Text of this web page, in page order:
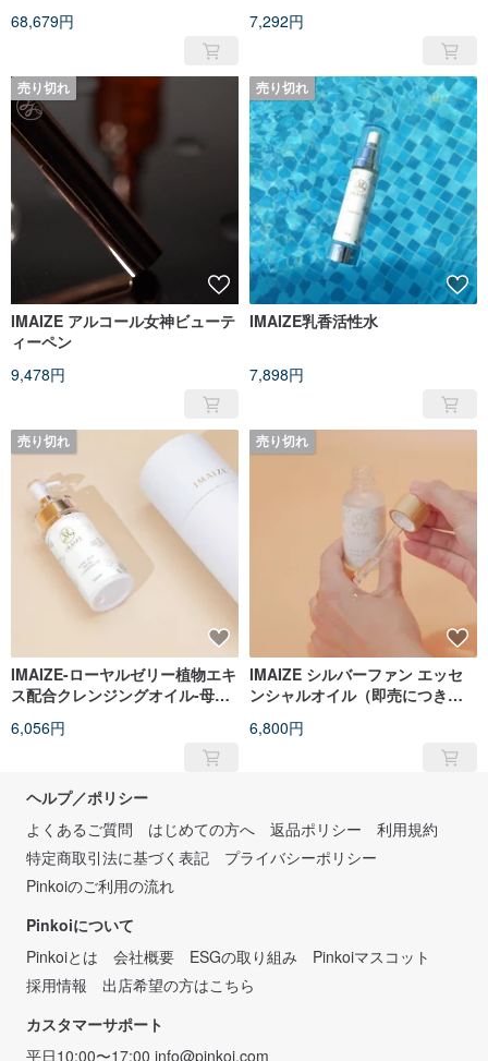
68,679円 7,292円
売り切れ
IMAIZE アルコール女神ビューテ
ィーペン
9,478円
売り切れ
IMAIZE乳香活性水
7,898円
売り切れ
IMAIZE-ローヤルゼリー植物エキ
ス配合クレンジングオイル-母の
6,056円
売り切れ
IMAIZE シルバーファン エッセ
ンシャルオイル（即売につき半
6,800円
ヘルプ／ポリシー
よくあるご質問
はじめての方へ 返品ポリシー
利用規約
特定商取引法に基づく表記
プライバシーポリシー
Pinkoiのご利用の流れ
Pinkoiについて
Pinkoiとは
会社概要 ESGの取り組み
Pinkoiマスコット
採用情報
出店希望の方はこちら
カスタマーサポート
平日10:00〜17:00 info@pinkoi.com